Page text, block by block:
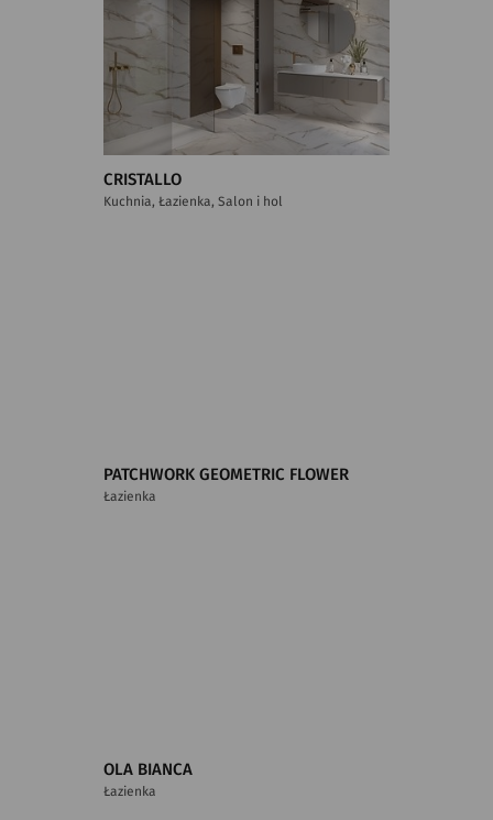
CRISTALLO
Kuchnia, Łazienka, Salon i hol
PATCHWORK GEOMETRIC FLOWER
Łazienka
OLA BIANCA
Łazienka